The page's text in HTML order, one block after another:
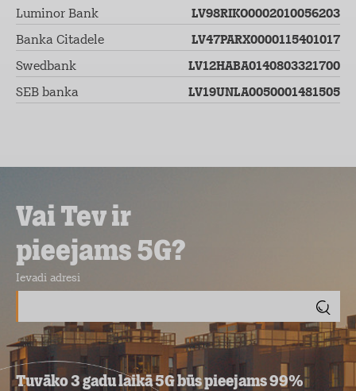
Luminor Bank LV98RIKO0002010056203
Banka Citadele LV47PARX0000115401017
Swedbank LV12HABA0140803321700
SEB banka LV19UNLA0050001481505
Vai Tev ir
pieejams 5G?
Ievadi adresi
Tuvāko 3 gadu laikā 5G būs pieejams 99%